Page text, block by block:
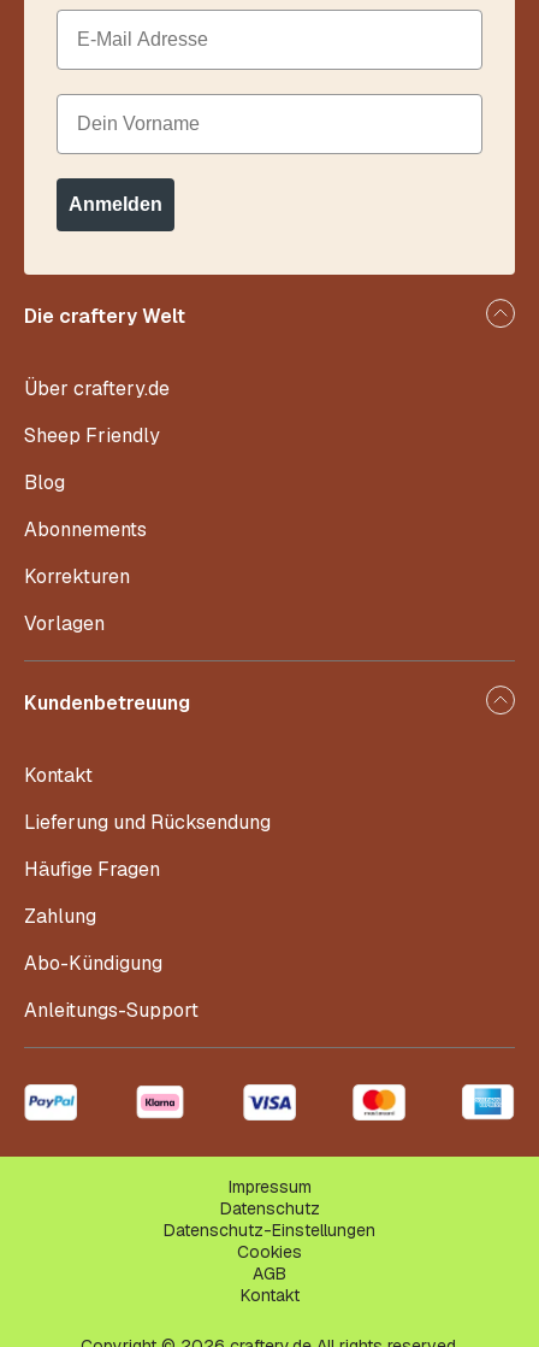
Die craftery Welt
Über craftery.de
Sheep Friendly
Blog
Abonnements
Korrekturen
Vorlagen
Kundenbetreuung
Kontakt
Lieferung und Rücksendung
Häufige Fragen
Zahlung
Abo-Kündigung
Anleitungs-Support
Email
Dein Vorname
Anmelden
Impressum
Datenschutz
Datenschutz-Einstellungen
Cookies
AGB
Kontakt